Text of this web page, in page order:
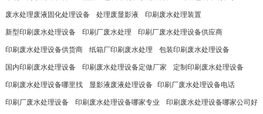
废水处理废液固化处理设备 处理废显影液 印刷废水处理装置
新型印刷废水处理设备 印刷厂废水处理 印刷厂废水处理设备供应商
印刷废水处理设备供货商 纸箱厂印刷废水处理 包装印刷废水处理设备
国内印刷废水处理设备 印刷废水处理设备定做厂家 定制印刷废水处理设备​
印刷废水处理设备哪里找 显影液废液处理设备​ 印刷厂废水处理设备电话
印刷厂废水处理设备 印刷废水处理设备哪家专业 印刷废水处理设备哪家公司好